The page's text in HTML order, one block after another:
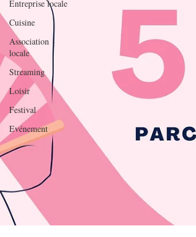
Entreprise locale
Cuisine
Association
locale
Streaming
Loisir
Festival
Evénement